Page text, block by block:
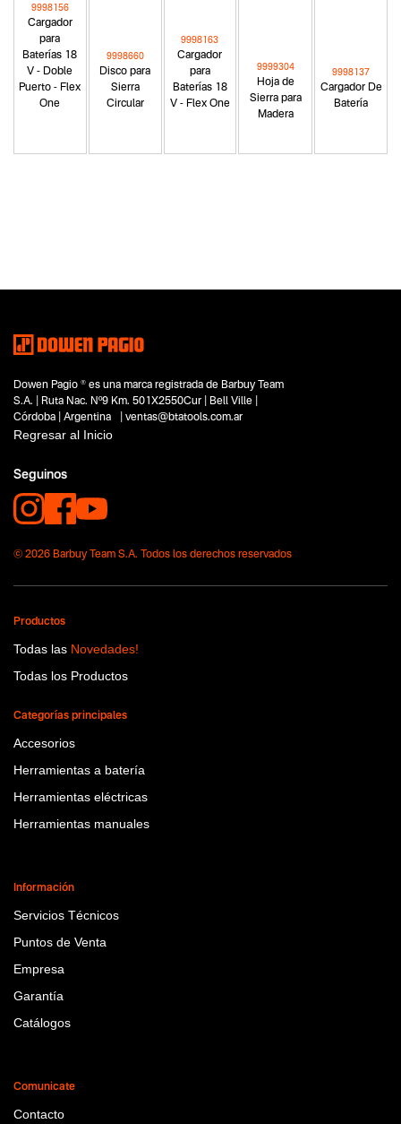
Cargador
para
Baterías 18
V - Doble
Puerto - Flex
One
9998156
Disco para
Sierra
Circular
9998660
Cargador
para
Baterías 18
V - Flex One
9998163
Hoja de
Sierra para
Madera
9999304
Cargador De
Batería
9998137
Segmentos - pendiente
Capacidad
No items found.
Funcion o uso
No items found.
Tecnologia
No items found.
Dowen Pagio ® es una marca registrada de Barbuy Team
S.A. | Ruta Nac. Nº9 Km. 501X2550Cur | Bell Ville |
Córdoba | Argentina | ventas@btatools.com.ar
Regresar al Inicio
Seguinos
© 2026 Barbuy Team S.A. Todos los derechos reservados
Productos
Todas las Novedades!
Todas los Productos
Categorías principales
Accesorios
Herramientas a batería
Herramientas eléctricas
Herramientas manuales
Información
Servicios Técnicos
Puntos de Venta
Empresa
Garantía
Catálogos
Comunicate
Contacto